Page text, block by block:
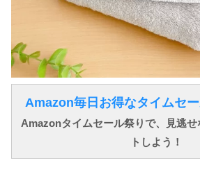
Amazon毎日お得なタイムセー
Amazonタイムセール祭りで、見逃せ
トしよう！